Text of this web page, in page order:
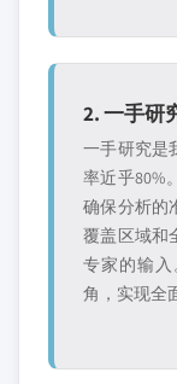
2. 一手研
一手研究是
率近乎80%
确保分析的
覆盖区域和
专家的输
角，实现全